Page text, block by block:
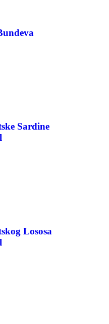
Sardine
Lososa